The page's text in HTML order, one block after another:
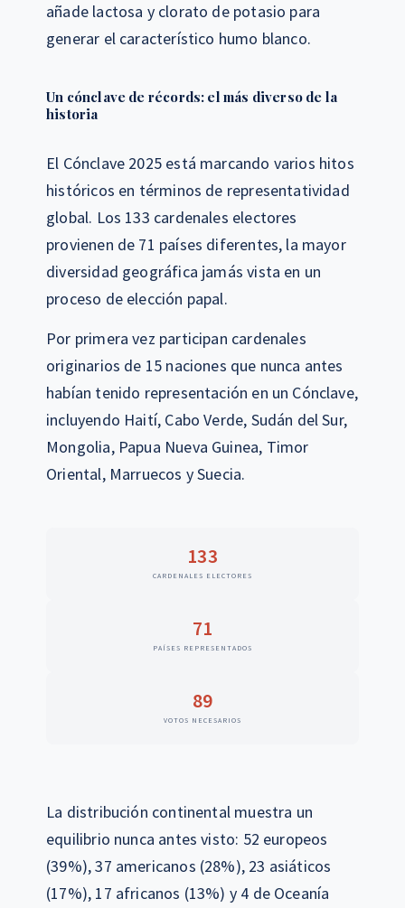
añade lactosa y clorato de potasio para
generar el característico humo blanco.
Un cónclave de récords: el más diverso de la
historia
El Cónclave 2025 está marcando varios hitos
históricos en términos de representatividad
global. Los 133 cardenales electores
provienen de 71 países diferentes, la mayor
diversidad geográfica jamás vista en un
proceso de elección papal.
Por primera vez participan cardenales
originarios de 15 naciones que nunca antes
habían tenido representación en un Cónclave,
incluyendo Haití, Cabo Verde, Sudán del Sur,
Mongolia, Papua Nueva Guinea, Timor
Oriental, Marruecos y Suecia.
133
CARDENALES ELECTORES
71
PAÍSES REPRESENTADOS
89
VOTOS NECESARIOS
La distribución continental muestra un
equilibrio nunca antes visto: 52 europeos
(39%), 37 americanos (28%), 23 asiáticos
(17%), 17 africanos (13%) y 4 de Oceanía